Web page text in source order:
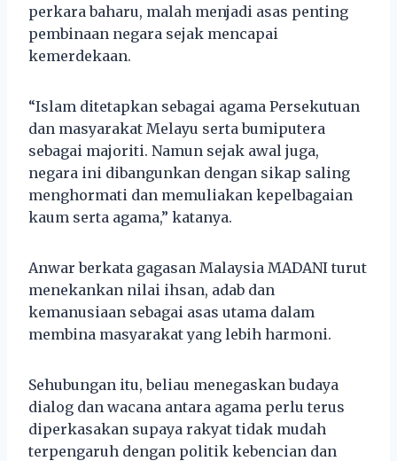
perkara baharu, malah menjadi asas penting
pembinaan negara sejak mencapai
kemerdekaan.
“Islam ditetapkan sebagai agama Persekutuan
dan masyarakat Melayu serta bumiputera
sebagai majoriti. Namun sejak awal juga,
negara ini dibangunkan dengan sikap saling
menghormati dan memuliakan kepelbagaian
kaum serta agama,” katanya.
Anwar berkata gagasan Malaysia MADANI turut
menekankan nilai ihsan, adab dan
kemanusiaan sebagai asas utama dalam
membina masyarakat yang lebih harmoni.
Sehubungan itu, beliau menegaskan budaya
dialog dan wacana antara agama perlu terus
diperkasakan supaya rakyat tidak mudah
terpengaruh dengan politik kebencian dan